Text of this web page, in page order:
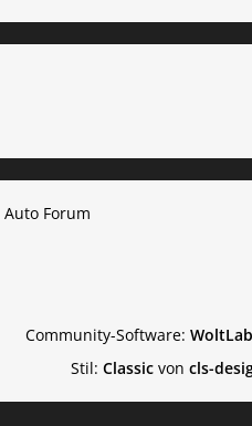
Forum
Community-Software:
Stil: Classicvon cls-